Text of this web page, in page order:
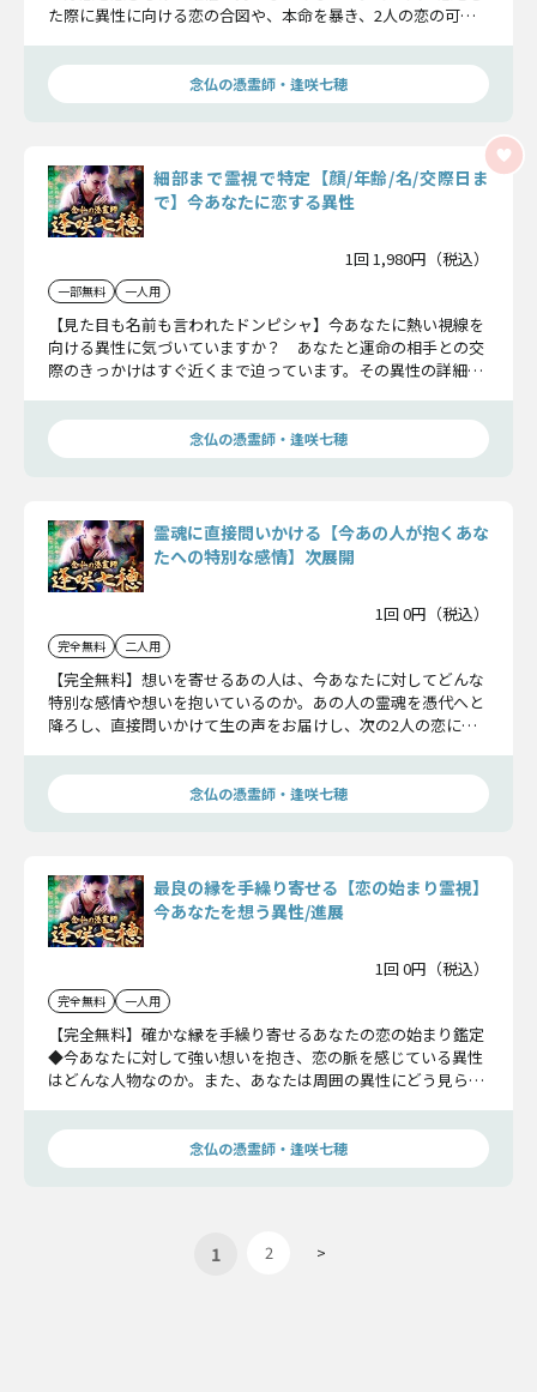
た際に異性に向ける恋の合図や、本命を暴き、2人の恋の可能
念仏の憑霊師・逢咲七穂
細部まで霊視で特定【顔/年齢/名/交際日ま
で】今あなたに恋する異性
1回 1,980円（税込）
一部無料 一人用
【見た目も名前も言われたドンピシャ】今あなたに熱い視線を
向ける異性に気づいていますか？ あなたと運命の相手との交
際のきっかけはすぐ近くまで迫っています。その異性の詳細や
念仏の憑霊師・逢咲七穂
霊魂に直接問いかける【今あの人が抱くあな
たへの特別な感情】次展開
1回 0円（税込）
完全無料 二人用
【完全無料】想いを寄せるあの人は、今あなたに対してどんな
特別な感情や想いを抱いているのか。あの人の霊魂を憑代へと
降ろし、直接問いかけて生の声をお届けし、次の2人の恋に訪
念仏の憑霊師・逢咲七穂
最良の縁を手繰り寄せる【恋の始まり霊視】
今あなたを想う異性/進展
1回 0円（税込）
完全無料 一人用
【完全無料】確かな縁を手繰り寄せるあなたの恋の始まり鑑定
◆今あなたに対して強い想いを抱き、恋の脈を感じている異性
はどんな人物なのか。また、あなたは周囲の異性にどう見られ
念仏の憑霊師・逢咲七穂
1 2 >